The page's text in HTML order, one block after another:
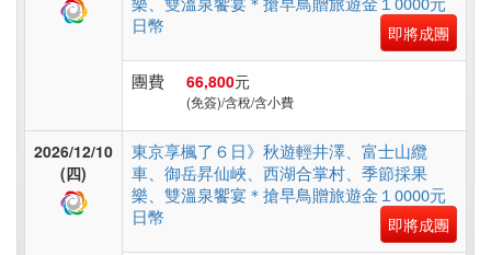
南
日幣
即將成團
團費 66,800元
(免簽)/含稅/含小費
2026/12/10
(四)
東京享楓了６日》秋遊輕井澤、富士山纜
車、御岳昇仙峽、西湖合掌村、季節採果
樂、雙溫泉饗宴＊搶早鳥贈旅遊金１0000元
日幣
即將成團